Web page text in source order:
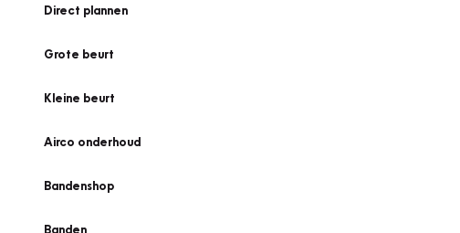
Direct plannen
Grote beurt
Kleine beurt
Airco onderhoud
Bandenshop
Banden